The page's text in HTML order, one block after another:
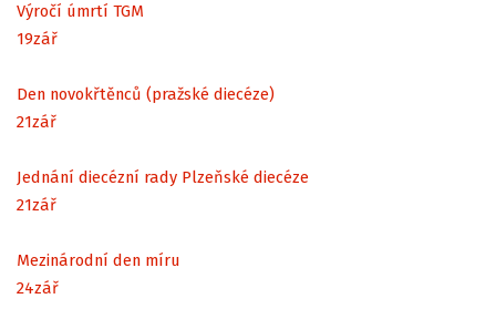
Výročí úmrtí TGM
19zář
Den novokřtěnců (pražské diecéze)
21zář
Jednání diecézní rady Plzeňské diecéze
21zář
Mezinárodní den míru
24zář